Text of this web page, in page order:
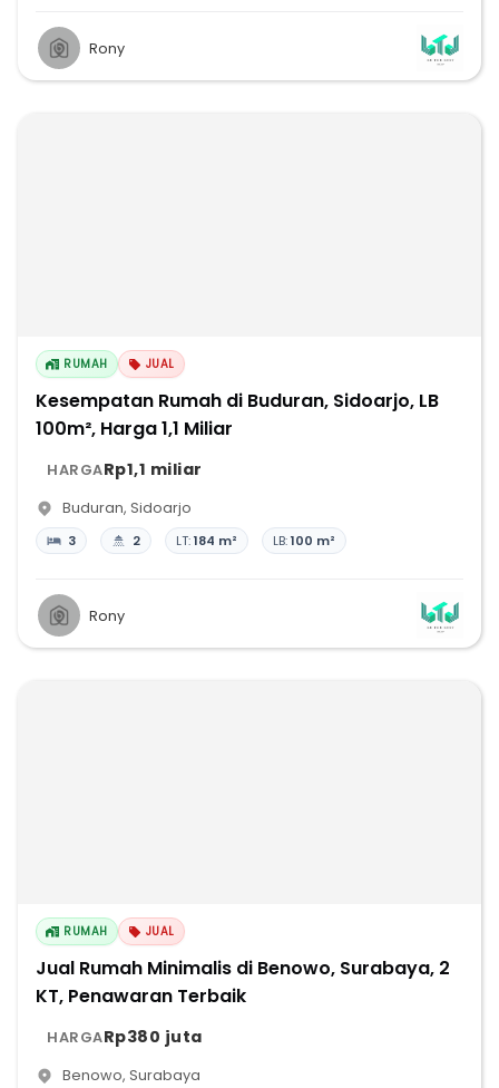
Rony
RUMAH JUAL
Kesempatan Rumah di Buduran, Sidoarjo, LB
100m², Harga 1,1 Miliar
HARGARp1,1 miliar
Buduran, Sidoarjo
3 2 LT:184 m² LB:100 m²
Rony
RUMAH JUAL
Jual Rumah Minimalis di Benowo, Surabaya, 2
KT, Penawaran Terbaik
HARGARp380 juta
Benowo, Surabaya